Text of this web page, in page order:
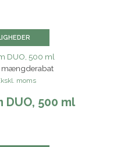
mængderabat
moms
DUO, 500 ml